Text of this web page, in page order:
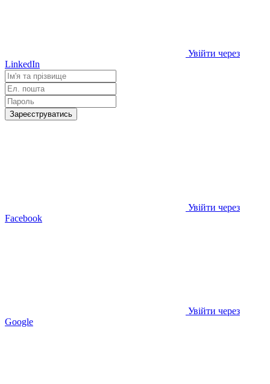
Увійти через
LinkedIn
Зареєструватись
Увійти через
Facebook
Увійти через
Google